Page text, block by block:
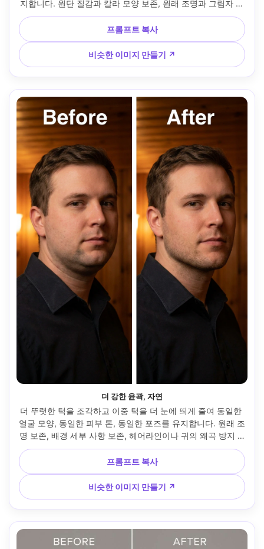
지합니다. 원단 질감과 칼라 모양 보존, 원래 조명과 그림자 방
향 그대로 --ar 4:5
프롬프트 복사
비슷한 이미지 만들기 ↗
더 강한 윤곽, 자연
더 뚜렷한 턱을 조각하고 이중 턱을 더 눈에 띄게 줄여 동일한
얼굴 모양, 동일한 피부 톤, 동일한 포즈를 유지합니다. 원래 조
명 보존, 배경 세부 사항 보존, 헤어라인이나 귀의 왜곡 방지 --
아르 4:5
프롬프트 복사
비슷한 이미지 만들기 ↗